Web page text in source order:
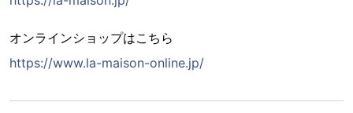
オンラインショップはこちら
https://www.la-maison-online.jp/